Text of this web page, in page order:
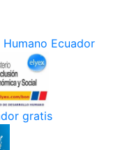
Ecuador
gratis